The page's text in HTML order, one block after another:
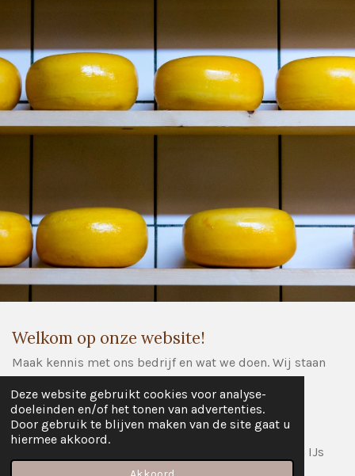
Deze website gebruikt cookies voor analyse-
doeleinden en/of het tonen van advertenties.
Door gebruik te blijven maken van de site gaat u
hiermee akkoord.
Welkom op onze website!
Maak kennis met ons bedrijf en wat we doen. Wij staan
Wij denken graag met u mee.
Tip: Laat de lekkerste boeren kilo kaasjes of boeren IJs